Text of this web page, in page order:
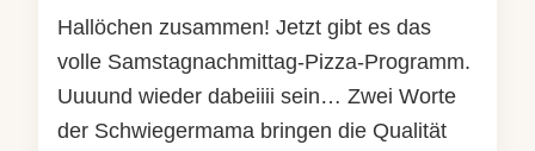
Hallöchen zusammen! Jetzt gibt es das
volle Samstagnachmittag-Pizza-Programm.
Uuuund wieder dabeiiii sein… Zwei Worte
der Schwiegermama bringen die Qualität